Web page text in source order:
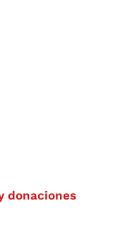
donaciones